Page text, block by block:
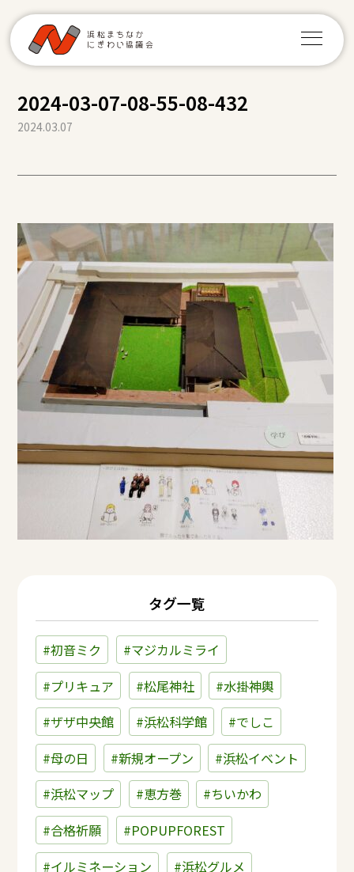
2024-03-07-08-55-08-432
2024.03.07
タグ一覧
#初音ミク
#マジカルミライ
#プリキュア
#松尾神社
#水掛神輿
#ザザ中央館
#浜松科学館
#でしこ
#母の日
#新規オープン
#浜松イベント
#浜松マップ
#恵方巻
#ちいかわ
#合格祈願
#POPUPFOREST
#イルミネーション
#浜松グルメ